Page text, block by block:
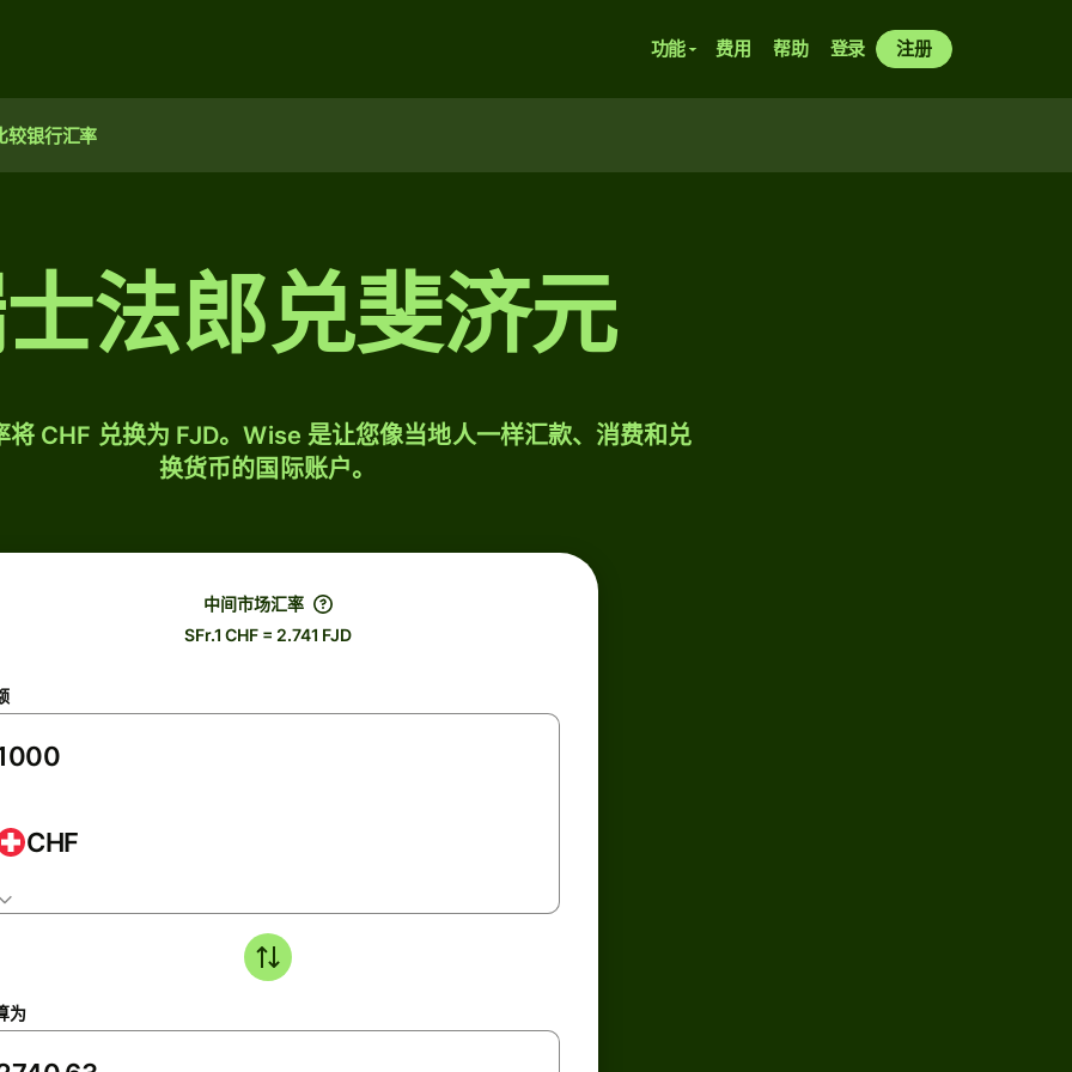
功能 费用 帮助 登录 注册
较银行汇率
法郎兑斐济元
将 CHF 兑换为 FJD。Wise 是让您像当地人一样汇款、消费和兑
换货币的国际账户。
中间市场汇率
SFr.1 CHF = 2.741 FJD
CHF
为